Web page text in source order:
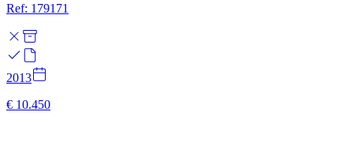
Ref: 179171
2013
€ 10.450